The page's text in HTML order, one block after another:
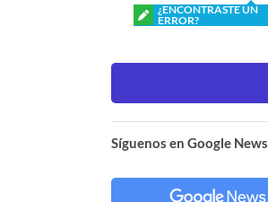
¿ENCONTRASTE UN
ERROR?
Síguenos en Google